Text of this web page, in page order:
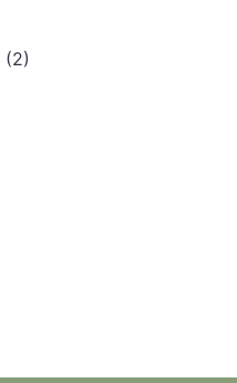
(2)